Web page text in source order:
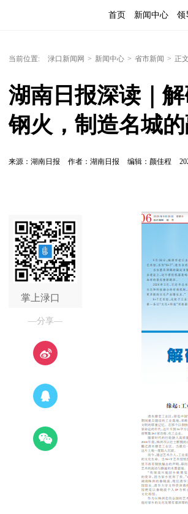
首页 新闻中心 领
当前位置: 渌口新闻网 > 新闻中心 > 省市新闻 > 正文
湖南日报深读｜
钢火，制造名城
来源：湖南日报 作者：湖南日报 编辑：颜佳程
掌上渌口
—分享—